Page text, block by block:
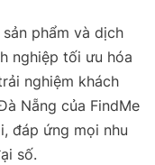
phẩm và dịch
nghiệp tối ưu hóa
nghiệm khách
Nẵng của FindMe
đáp ứng mọi nhu
số.